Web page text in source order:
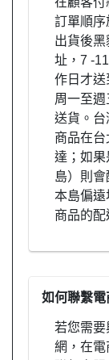
訂單順序
出貨後
址，7 -
作日才送
周一至
送貨。台
商品在
達；如果
島）則
本島偏遠
商品的配
如何聯繫電
若您需要
網，在電